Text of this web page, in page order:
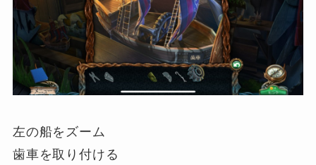
左の船をズーム
歯車を取り付ける